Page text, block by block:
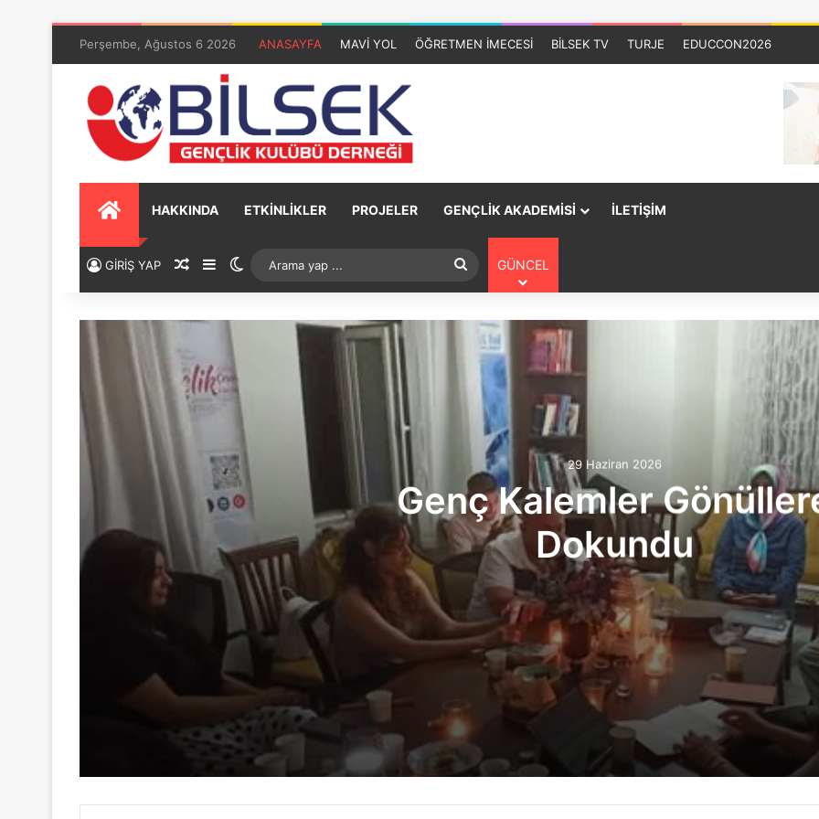
Perşembe, Ağustos 6 2026 ANASAYFA MAVİ YOL ÖĞRETMEN İMECESİ BİLSEK TV TURJE EDUCCON2026
HAKKINDA ETKİNLİKLER PROJELER GENÇLİK AKADEMİSİ İLETİŞİM
GİRİŞ YAP GÜNCEL
29 Haziran 2026
Genç Kalemler
Dokundu
Genç Kalemler Gönüllere Dokundu